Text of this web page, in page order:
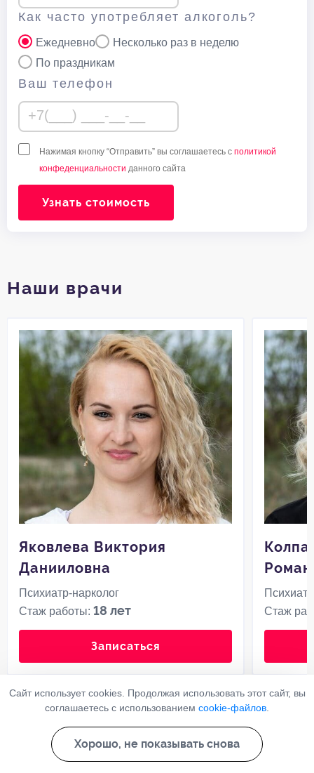
Как часто употребляет алкоголь?
Ежедневно
Несколько раз в неделю
По праздникам
Ваш телефон
Нажимая кнопку “Отправить” вы соглашаетесь с политикой
конфеденциальности данного сайта
Узнать стоимость
Наши врачи
Яковлева Виктория
Данииловна
Психиатр-нарколог
Стаж работы:18 лет
Записаться
Стаж
Все врачи
Сайт использует cookies. Продолжая использовать этот сайт, вы
соглашаетесь с использованием cookie-файлов
Хорошо, не показывать снова